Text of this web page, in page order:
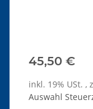
45,50 €
inkl. 19% USt. ,
Auswahl